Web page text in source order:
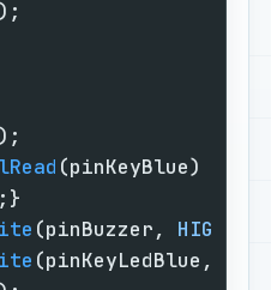
(pinKeyBlue) ||
(pinBuzzer, HIGH
(pinKeyLedBlue,